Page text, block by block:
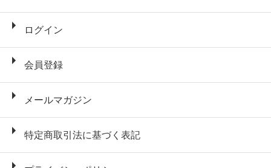
ログイン
会員登録
メールマガジン
特定商取引法に基づく表記